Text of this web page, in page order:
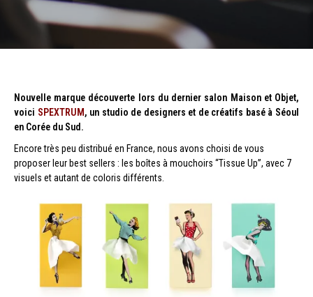
Nouvelle marque découverte lors du dernier salon Maison et Objet,
voici SPEXTRUM, un studio de designers et de créatifs basé à Séoul
en Corée du Sud.
Encore très peu distribué en France, nous avons choisi de vous
proposer leur best sellers : les boîtes à mouchoirs “Tissue Up”, avec 7
visuels et autant de coloris différents.